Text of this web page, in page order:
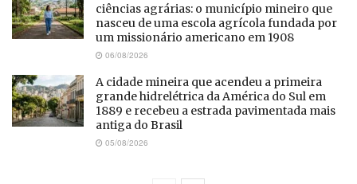
ciências agrárias: o município mineiro que
nasceu de uma escola agrícola fundada por
um missionário americano em 1908
06/08/2026
A cidade mineira que acendeu a primeira
grande hidrelétrica da América do Sul em
1889 e recebeu a estrada pavimentada mais
antiga do Brasil
05/08/2026